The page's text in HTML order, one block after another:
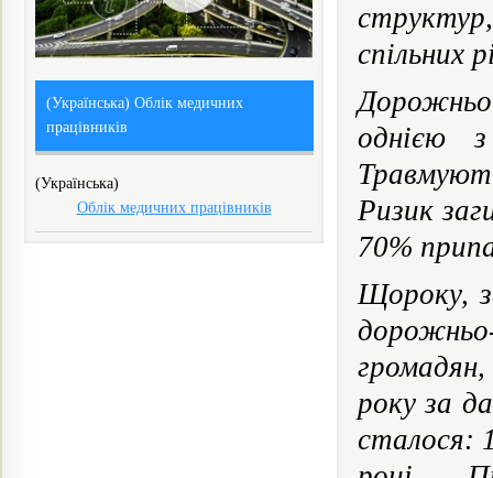
спільних
однією
Ризик
70%
Щороку,
року за
сталося:
(Українська) Облік медичних
працівників
(Українська)
Облік медичних працівників